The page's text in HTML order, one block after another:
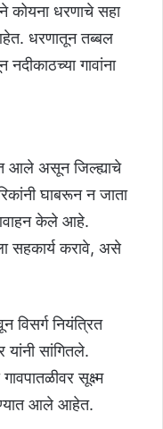
कोयना धरणाचे सहा
धरणातून तब्बल
गावांना
आले असून जिल्ह्याचे
घाबरून न जाता
केले आहे.
सहकार्य करावे, असे
विसर्ग नियंत्रित
सांगितले.
सूक्ष्म
आले आहेत.